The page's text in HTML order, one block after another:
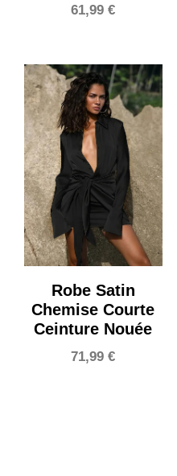
61,99€
Robe Satin
Chemise Courte
Ceinture Nouée
71,99€